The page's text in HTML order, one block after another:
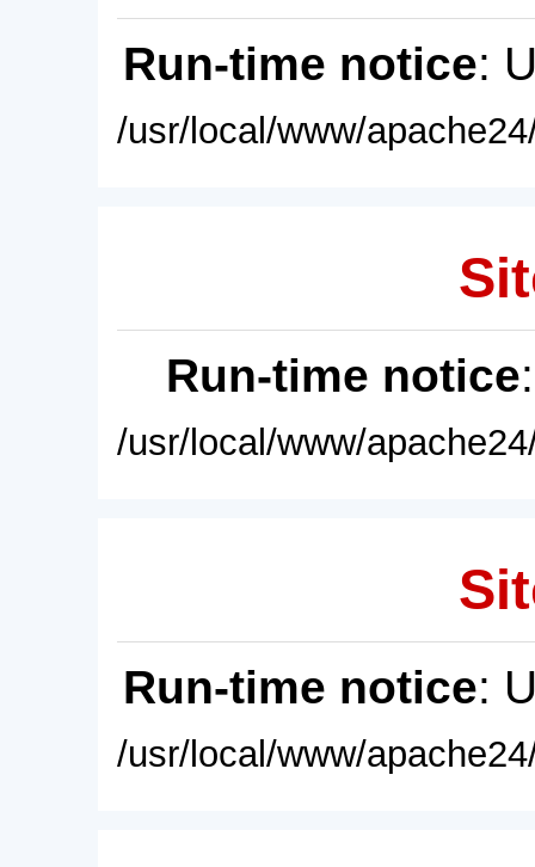
Run-time notice:
/usr/local/www/
Run-time notice
/usr/local/www/
Run-time notice:
/usr/local/www/